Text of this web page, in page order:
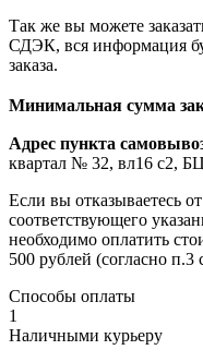
Так же вы можете
СДЭК, вся информация
заказа.
Минимальная сумма
Адрес пункта
квартал № 32, вл16 с2,
Если вы отказываетесь
соответствующего
необходимо оплатить
500 рублей (согласно
Способы оплаты
1
Наличными курьеру